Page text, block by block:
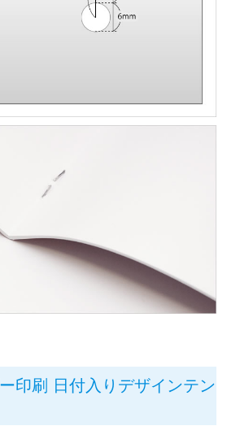
印刷 日付入りデザインテン